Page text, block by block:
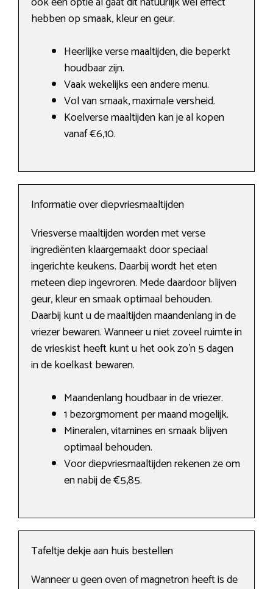
hebben op smaak, kleur en geur.
Heerlijke verse maaltijden, die beperkt
houdbaar zijn.
Vaak wekelijks een andere menu.
Vol van smaak, maximale versheid.
Koelverse maaltijden kan je al kopen
vanaf €6,10.
Informatie over diepvriesmaaltijden
Vriesverse maaltijden worden met verse
ingrediënten klaargemaakt door speciaal
ingerichte keukens. Daarbij wordt het eten
meteen diep ingevroren. Mede daardoor blijven
geur, kleur en smaak optimaal behouden.
Daarbij kunt u de maaltijden maandenlang in de
vriezer bewaren. Wanneer u niet zoveel ruimte in
de vrieskist heeft kunt u het ook zo’n 5 dagen
in de koelkast bewaren.
Maandenlang houdbaar in de vriezer.
1 bezorgmoment per maand mogelijk.
Mineralen, vitamines en smaak blijven
optimaal behouden.
Voor diepvriesmaaltijden rekenen ze om
en nabij de €5,85.
Tafeltje dekje aan huis bestellen
Wanneer u geen oven of magnetron heeft is de